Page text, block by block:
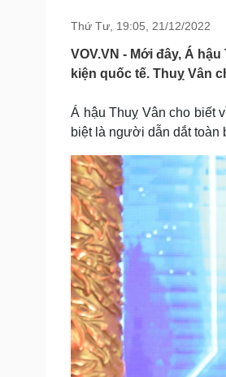
Pháp luật
Tin nóng
Tư vấn luật
Sức khỏe
Dinh dưỡng - món ngon
Cây thuốc
Sản phụ khoa
Nhi khoa
Nam khoa
Làm đẹp - giảm cân
Phòng mạch online
Ăn sạch sống khỏe
Cải chính
Thứ Tư, 19:05, 21/12/2022
VOV.VN - Mới đây, Á
kiện quốc tế. Thuỵ Vân
Á hậu Thuỵ Vân cho biết
biệt là người dẫn dắt toàn